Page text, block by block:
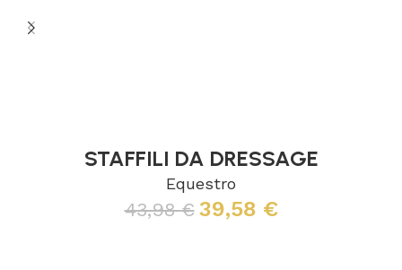
STAFFILI DA DRESSAGE
Equestro
43,98€ 39,58 €